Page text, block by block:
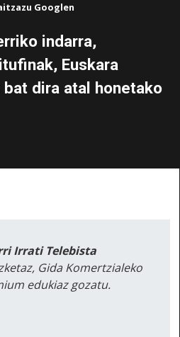
Googlen
indarra,
Euskara
dira atal honetako
Irrati Telebista
Gida Komertzialeko
edukiaz gozatu.